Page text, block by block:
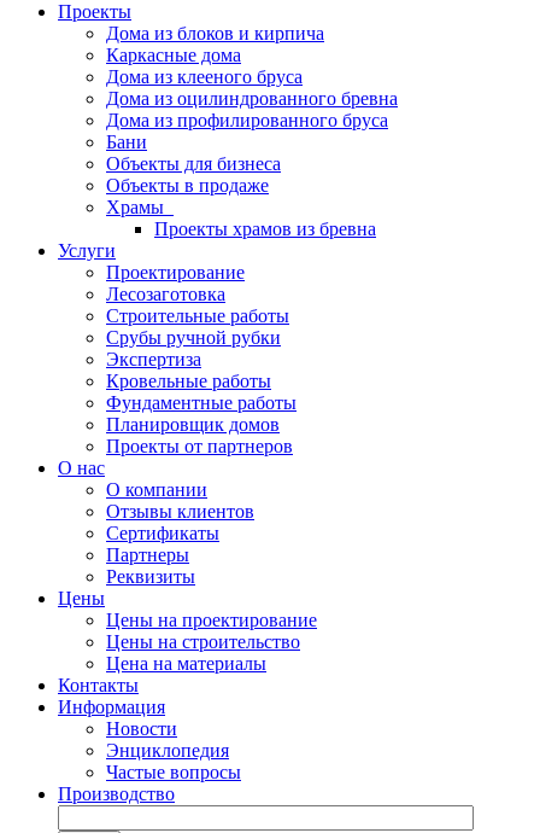
Проекты
Дома из блоков и кирпича
Каркасные дома
Дома из клееного бруса
Дома из оцилиндрованного бревна
Дома из профилированного бруса
Бани
Объекты для бизнеса
Объекты в продаже
Храмы
Проекты храмов из бревна
Услуги
Проектирование
Лесозаготовка
Строительные работы
Срубы ручной рубки
Экспертиза
Кровельные работы
Фундаментные работы
Планировщик домов
Проекты от партнеров
О нас
О компании
Отзывы клиентов
Сертификаты
Партнеры
Реквизиты
Цены
Цены на проектирование
Цены на строительство
Цена на материалы
Контакты
Информация
Новости
Энциклопедия
Частые вопросы
Производство